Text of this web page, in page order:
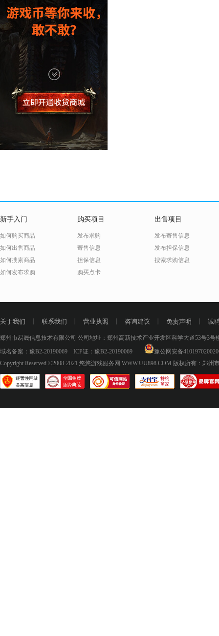
新手入门
如何购买商品
如何出售商品
如何搜索商品
如何发布求购
购买项目
发布求购
寄售信息
担保信息
购买点卡
出售项目
发布寄售信息
发布担保信息
搜索求购信息
关于我们 联系我们 营业执照 咨询建议 免责声明 诚
郑州市易晟信息技术有限公司 公司地址：郑州高新技术产业开发区科学大道53号3号
域名备案： 豫B2-20190069 ICP证： 豫B2-20190069
豫公网安备
Copyright Reserved ©2008-2021 悠悠游戏服务网 WWW.UU898.COM 版权所有：郑州